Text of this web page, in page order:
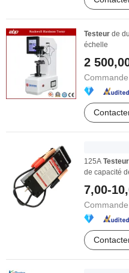
Testeur de
échelle
2
125A Testeur
de capacité
7,00-